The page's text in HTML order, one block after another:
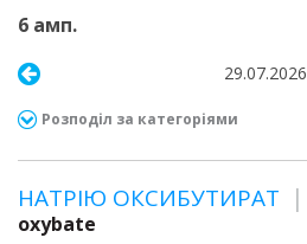
6 амп.
29.07.2026
Розподіл за категоріями
НАТРІЮ ОКСИБУТИРАТ
oxybate